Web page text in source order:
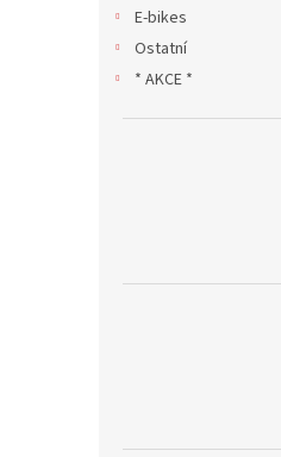
E-bikes
Ostatní
* AKCE *